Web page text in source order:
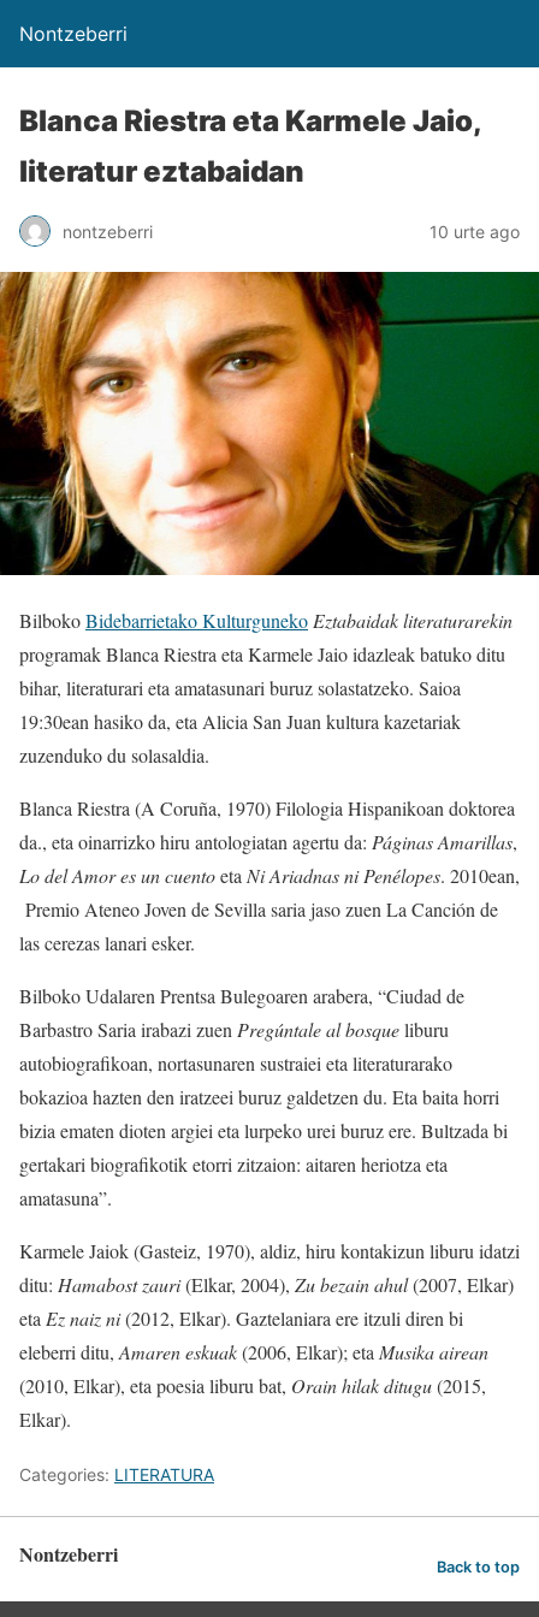
Nontzeberri
Blanca Riestra eta Karmele Jaio,
literatur eztabaidan
nontzeberri 10 urte ago
BilbokoBidebarrietako KulturgunekoEztabaidak literaturarekin
programak Blanca Riestra eta Karmele Jaio idazleak batuko ditu
bihar, literaturari eta amatasunari buruz solastatzeko. Saioa
19:30ean hasiko da, eta Alicia San Juan kultura kazetariak
zuzenduko du solasaldia.
Blanca Riestra (A Coruña, 1970) Filologia Hispanikoan doktorea
da., eta oinarrizko hiru antologiatan agertu da: Páginas Amarillas,
Lo delAmor es un cuentoetaNi Ariadnas ni Penélopes. 2010ean,
Premio Ateneo Joven de Sevilla saria jaso zuen La Canción de
las cerezas lanari esker.
Bilboko Udalaren Prentsa Bulegoaren arabera, “Ciudad de
Barbastro Saria irabazi zuenPregúntale al bosqueliburu
autobiografikoan, nortasunaren sustraiei eta literaturarako
bokazioa hazten den iratzeei buruz galdetzen du. Eta baita horri
bizia ematen dioten argiei eta lurpeko urei buruz ere. Bultzada bi
gertakari biografikotik etorri zitzaion: aitaren heriotza eta
amatasuna”.
Karmele Jaiok (Gasteiz, 1970), aldiz, hiru kontakizun liburu idatzi
ditu: Hamabost zauri(Elkar, 2004), Zu bezain ahul(2007, Elkar)
etaEz naiz ni(2012, Elkar). Gaztelaniara ere itzuli diren bi
eleberri ditu,Amaren eskuak(2006, Elkar); etaMusika airean
(2010, Elkar), eta poesia liburu bat, Orain hilak ditugu(2015,
Elkar).
Categories: LITERATURA
Nontzeberri Back to top